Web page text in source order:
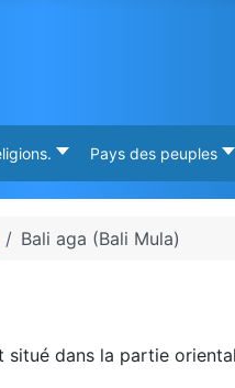
Pays des peuples
Bali aga (Bali Mula)
dans la partie